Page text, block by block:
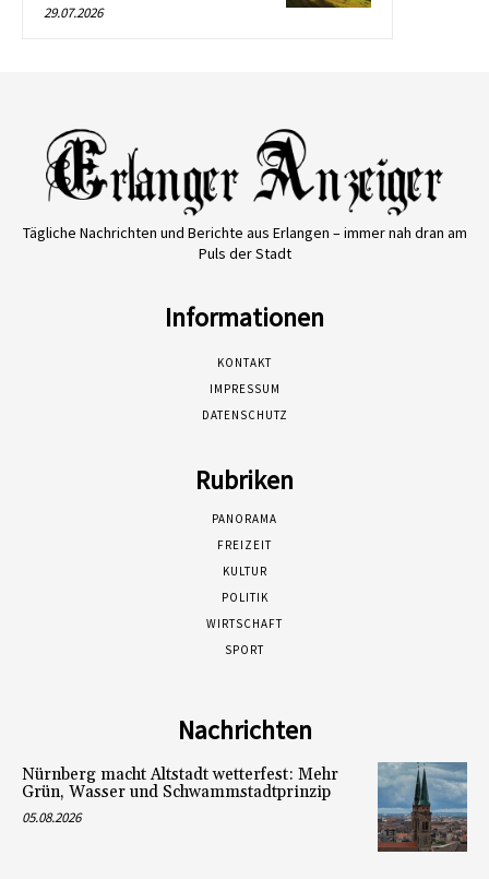
29.07.2026
Tägliche Nachrichten und Berichte aus Erlangen – immer nah dran am
Puls der Stadt
Informationen
KONTAKT
IMPRESSUM
DATENSCHUTZ
Rubriken
PANORAMA
FREIZEIT
KULTUR
POLITIK
WIRTSCHAFT
SPORT
Nachrichten
Nürnberg macht Altstadt wetterfest: Mehr
Grün, Wasser und Schwammstadtprinzip
05.08.2026